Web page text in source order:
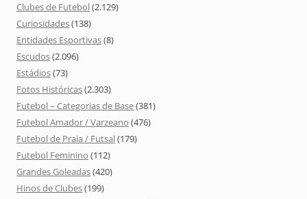
Clubes de Futebol(2.129)
Curiosidades(138)
Entidades Esportivas(8)
Escudos(2.096)
Estádios(73)
Fotos Históricas(2.303)
Futebol – Categorias de Base(381)
Futebol Amador / Varzeano (476)
Futebol de Praia / Futsal(179)
Futebol Feminino (112)
Grandes Goleadas(420)
Hinos de Clubes(199)